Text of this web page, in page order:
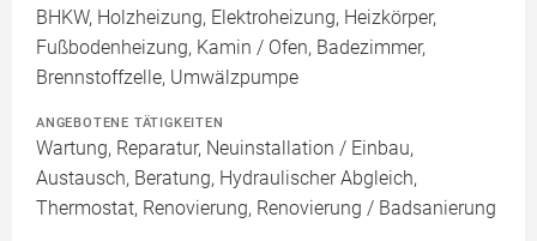
BHKW, Holzheizung, Elektroheizung, Heizkörper,
Fußbodenheizung, Kamin / Ofen, Badezimmer,
Brennstoffzelle, Umwälzpumpe
ANGEBOTENE TÄTIGKEITEN
Wartung, Reparatur, Neuinstallation / Einbau,
Austausch, Beratung, Hydraulischer Abgleich,
Thermostat, Renovierung, Renovierung / Badsanierung